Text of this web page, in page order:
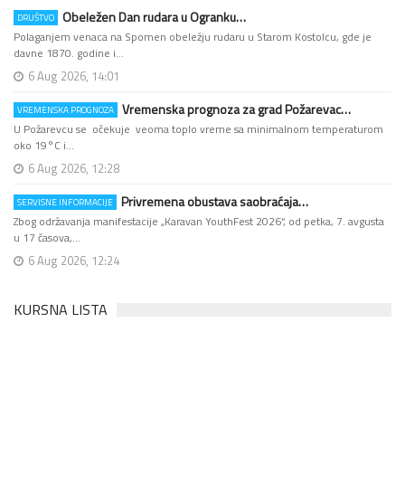
DRUŠTVO Obeležen Dan rudara u Ogranku…
Polaganjem venaca na Spomen obeležju rudaru u Starom Kostolcu, gde je
davne 1870. godine i…
6 Aug 2026, 14:01
VREMENSKA PROGNOZA Vremenska prognoza za grad Požarevac…
U Požarevcu se očekuje veoma toplo vreme sa minimalnom temperaturom
oko 19°C i…
6 Aug 2026, 12:28
SERVISNE INFORMACIJE Privremena obustava saobraćaja…
Zbog održavanja manifestacije „Karavan YouthFest 2026“, od petka, 7. avgusta
u 17 časova,…
6 Aug 2026, 12:24
KURSNA LISTA